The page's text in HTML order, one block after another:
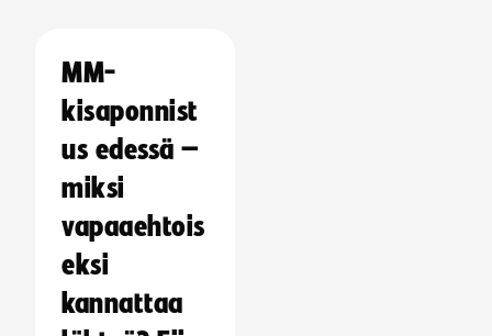
MM-
kisaponnist
us edessä –
miksi
vapaaehtois
eksi
kannattaa